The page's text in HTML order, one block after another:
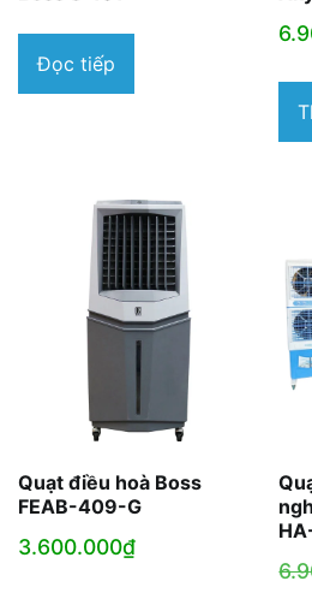
Đọc tiếp
Quạt điều hoà Boss
FEAB-409-G
3.600.000₫